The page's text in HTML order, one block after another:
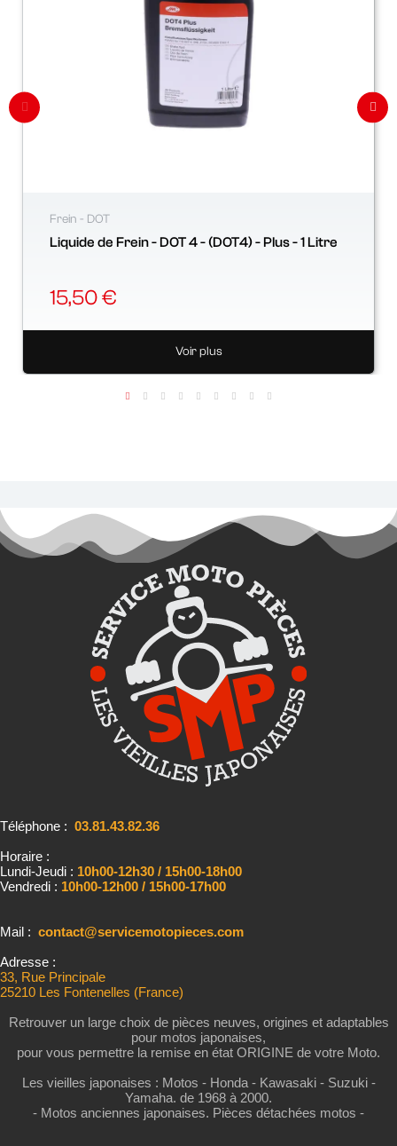
Frein - DOT
Liquide de Frein - DOT 4 - (DOT4) - Plus - 1 Litre
15,50 €
Voir plus
Téléphone : 03.81.43.82.36
Horaire :
Lundi-Jeudi : 10h00-12h30 / 15h00-18h00
Vendredi : 10h00-12h00 / 15h00-17h00
Mail : contact@servicemotopieces.com
Adresse :
33, Rue Principale
25210 Les Fontenelles (France)
Retrouver un large choix de pièces neuves, origines et adaptables
pour motos japonaises,
pour vous permettre la remise en état ORIGINE de votre Moto.
Les vieilles japonaises : Motos - Honda - Kawasaki - Suzuki -
Yamaha. de 1968 à 2000.
- Motos anciennes japonaises. Pièces détachées motos -